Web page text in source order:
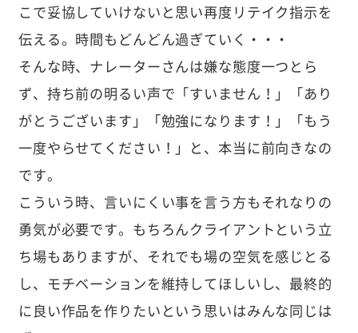
こで妥協していけないと思い再度リテイク指示を
伝える。時間もどんどん過ぎていく・・・
そんな時、ナレーターさんは嫌な態度一つとら
ず、持ち前の明るい声で「すいません！」「あり
がとうございます」「勉強になります！」「もう
一度やらせてください！」と、本当に前向きなの
です。
こういう時、言いにくい事を言う方もそれなりの
勇気が必要です。もちろんクライアントという立
ち場もありますが、それでも場の空気を感じとる
し、モチベーションを維持してほしいし、最終的
に良い作品を作りたいという思いはみんな同じは